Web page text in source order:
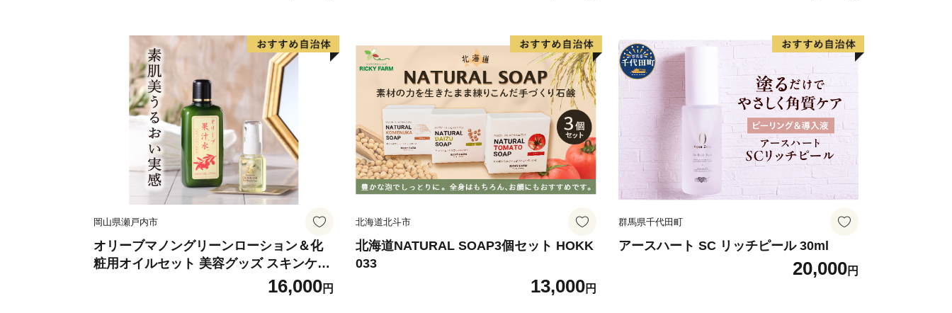
す。さらには安全・安心な農産物を全国にお届けするため、環境保
全型農業の実現などにも力を注いでおります。
このような田原市の取り組みを応援していただける「応援団」と
して「ふるさと納税」を募集しております。多くの皆様からのご支
援をお待ちしております。
■受領証明書及びワンストップ特例申請書のお届けについて
入金確認後、注文内容確認画面の【注文者情報】に記載の住所にお
発送の時期は、2週間～1ヵ月以内を目途に、お礼の特産品とは別
にお送りいたします。(年末年始を除く)
岡山県瀬戸内市
オリーブマノングリーンローション＆化
粧用オイルセット 美容グッズ スキンケア
16,000円
北海道北斗市
北海道NATURAL SOAP3個セット HOKK
033
13,000円
群馬県千代田町
アースハート SC リッチピール 30ml
20,000円